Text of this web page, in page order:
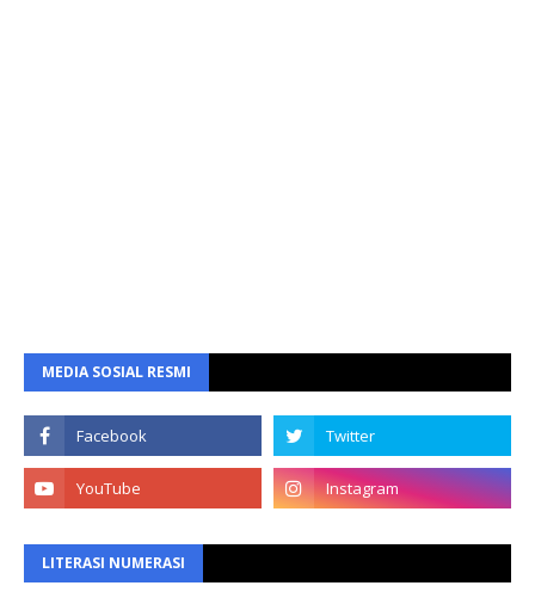
MEDIA SOSIAL RESMI
LITERASI NUMERASI